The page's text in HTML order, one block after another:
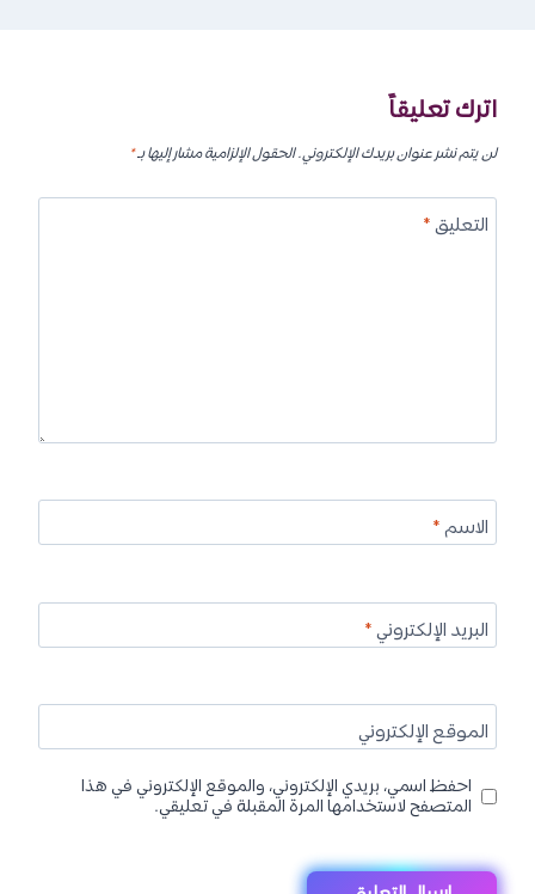
اترك تعليقاً
لن يتم نشر عنوان بريدك الإلكتروني.الحقول الإلزامية مشار إليها بـ*
التعليق*
الاسم*
البريد الإلكتروني*
الموقع الإلكتروني
احفظ اسمي، بريدي الإلكتروني، والموقع الإلكتروني في هذا
المتصفح لاستخدامها المرة المقبلة في تعليقي.